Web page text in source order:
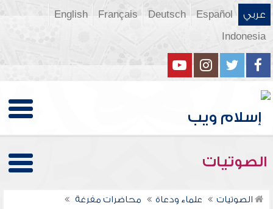
عربي Español
Deutsch
Français
English
Indonesia
الصوتيات
الصوتيات علماء ودعاة
محاضرات مفرغة